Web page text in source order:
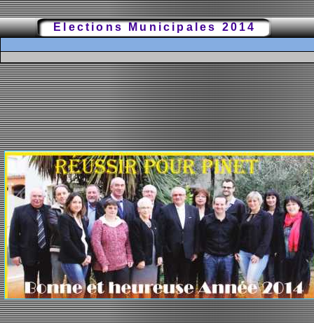
Elections Municipales 2014